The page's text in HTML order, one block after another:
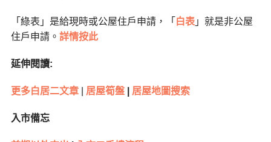
「綠表」是給現時或公屋住戶申請，「 白表」就是非公屋
住戶申請。 詳情按此
延伸閱讀:
更多白居二文章| 居屋筍盤 居屋地圖搜索
入市備忘